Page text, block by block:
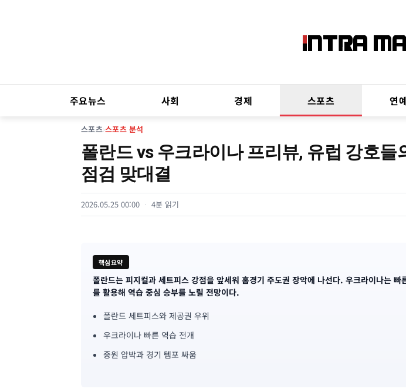
주요뉴스 사회 경제 스포츠 연
스포츠›스포츠 분석
폴란드 vs 우크라이나 프리뷰, 유럽 강호들
점검 맞대결
2026.05.25 00:00 4분 읽기
핵심요약
기
심
폴란드는 피지컬과 세트피스 강점을 앞세워 홈경기 주도권 장악에 나선다. 우크라이나는 빠
를 활용해 역습 중심 승부를 노릴 전망이다.
폴란드 세트피스와 제공권 우위
우크라이나 빠른 역습 전개
중원 압박과 경기 템포 싸움